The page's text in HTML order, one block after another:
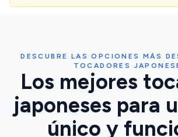
DESCUBRE LAS OPCIONES MÁS
TOCADORES
Los mejores
japoneses para
único y